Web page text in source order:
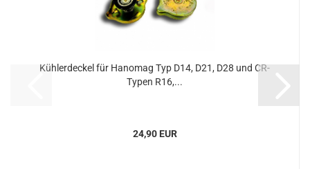
Kühlerdeckel für Hanomag Typ D14, D21, D28 und CR-
Typen R16,...
24,90 EUR